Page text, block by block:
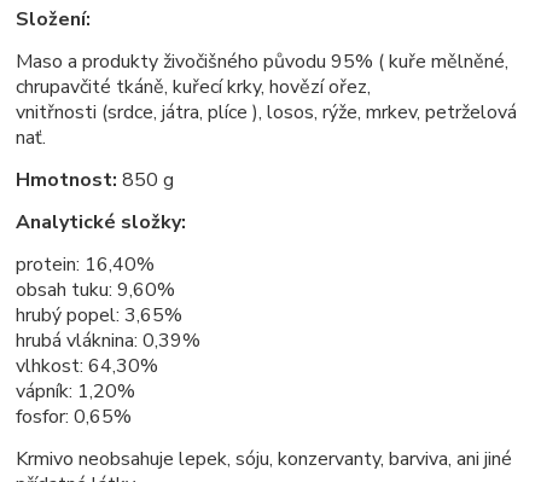
Složení:
Maso a produkty živočišného původu 95% ( kuře mělněné,
chrupavčité tkáně, kuřecí krky, hovězí ořez,
vnitřnosti (srdce, játra, plíce ), losos, rýže, mrkev, petrželová
nať.
Hmotnost: 850 g
Analytické složky:
protein: 16,40%
obsah tuku: 9,60%
hrubý popel: 3,65%
hrubá vláknina: 0,39%
vlhkost: 64,30%
vápník: 1,20%
fosfor: 0,65%
Krmivo neobsahuje lepek, sóju, konzervanty, barviva, ani jiné